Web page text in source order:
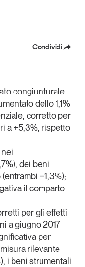
ricerche
Condividi
Linkedin
Copia Link
congiunturale
dello 1,1%
corretto per
a +5,3%, rispetto
dei beni
+1,3%);
il comparto
per gli effetti
a giugno 2017
per
rilevante
i beni strumentali